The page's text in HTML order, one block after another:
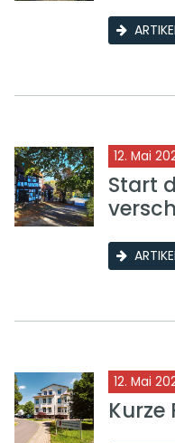
12. Mai
Start
12. Mai
Kurze